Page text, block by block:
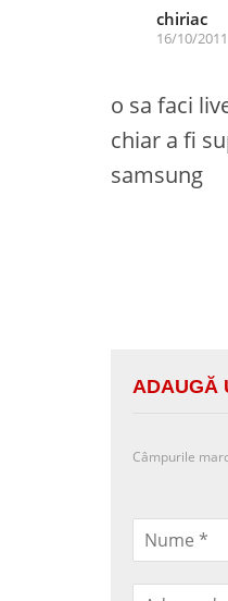
chiriac
16/10/2011
o sa faci
chiar a fi
samsung
ADAUGĂ
Câmpurile